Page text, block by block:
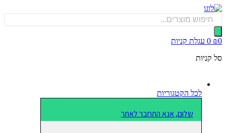
0 עגלת קניות
לכל הקטגוריות
שלום, אנא התחבר לאתר